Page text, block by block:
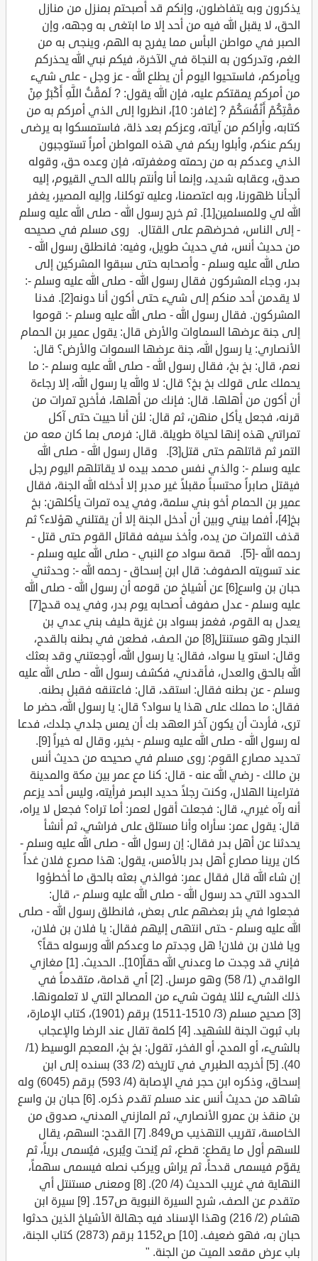
يذكرون وبه يتفاضلون، وإنكم قد أصبحتم بمنزل من منازل
الحق، لا يقبل الله فيه من أحد إلا ما ابتغى به وجهه، وإن
الصبر في مواطن البأس مما يفرج به الهم، وينجى به من
الغم، وتدركون به النجاة في الآخرة، فيكم نبي الله يحذركم
ويأمركم، فاستحيوا اليوم أن يطلع الله - عز وجل - على شيء
من أمركم يمقتكم عليه، فإن الله يقول: ? لَمَقْتُ اللَّهِ أَكْبَرُ مِنْ
مَقْتِكُمْ أَنْفُسَكُمْ ? [غافر: 10]، انظروا إلى الذي أمركم به من
كتابه، وأراكم من آياته، وعزكم بعد ذلة، فاستمسكوا به يرضى
ربكم عنكم، وأبلوا ربكم في هذه المواطن أمراً تستوجبون
الذي وعدكم به من رحمته ومغفرته، فإن وعده حق، وقوله
صدق، وعقابه شديد، وإنما أنا وأنتم بالله الحي القيوم، إليه
ألجأنا ظهورنا، وبه اعتصمنا، وعليه توكلنا، وإليه المصير، يغفر
الله لي وللمسلمين[1]. ثم خرج رسول الله - صلى الله عليه وسلم
- إلى الناس، فحرضهم على القتال. روى مسلم في صحيحه
من حديث أنس، في حديث طويل، وفيه: فانطلق رسول الله -
صلى الله عليه وسلم - وأصحابه حتى سبقوا المشركين إلى
بدر، وجاء المشركون فقال رسول الله - صلى الله عليه وسلم -:
لا يقدمن أحد منكم إلى شيء حتى أكون أنا دونه[2]. فدنا
المشركون. فقال رسول الله - صلى الله عليه وسلم -: قوموا
إلى جنة عرضها السماوات والأرض قال: يقول عمير بن الحمام
الأنصاري: يا رسول الله، جنة عرضها السموات والأرض؟ قال:
نعم، قال: بخ بخ، فقال رسول الله - صلى الله عليه وسلم -: ما
يحملك على قولك بخ بخ؟ قال: لا والله يا رسول الله، إلا رجاءة
أن أكون من أهلها. قال: فإنك من أهلها، فأخرج تمرات من
قرنه، فجعل يأكل منهن، ثم قال: لئن أنا حييت حتى آكل
تمراتي هذه إنها لحياة طويلة. قال: فرمى بما كان معه من
التمر ثم قاتلهم حتى قتل[3]. وقال رسول الله - صلى الله
عليه وسلم -: والذي نفس محمد بيده لا يقاتلهم اليوم رجل
فيقتل صابراً محتسباً مقبلاً غير مدبر إلا أدخله الله الجنة، فقال
عمير بن الحمام أخو بني سلمة، وفي يده تمرات يأكلهن: بخ
بخ[4]، أفما بيني وبين أن أدخل الجنة إلا أن يقتلني هؤلاء؟ ثم
قذف التمرات من يده، وأخذ سيفه فقاتل القوم حتى قتل -
رحمه الله -[5]. قصة سواد مع النبي - صلى الله عليه وسلم -
عند تسويته الصفوف: قال ابن إسحاق - رحمه الله -: وحدثني
حبان بن واسع[6] عن أشياخ من قومه أن رسول الله - صلى الله
عليه وسلم - عدل صفوف أصحابه يوم بدر، وفي يده قدح[7]
يعدل به القوم، فغمز بسواد بن غزية حليف بني عدي بن
النجار وهو مستنتل[8] من الصف، فطعن في بطنه بالقدح،
وقال: استو يا سواد، فقال: يا رسول الله، أوجعتني وقد بعثك
الله بالحق والعدل، فأقدني، فكشف رسول الله - صلى الله عليه
وسلم - عن بطنه فقال: استقد، قال: فاعتنقه فقبل بطنه.
فقال: ما حملك على هذا يا سواد؟ قال: يا رسول الله، حضر ما
ترى، فأردت أن يكون آخر العهد بك أن يمس جلدي جلدك، فدعا
له رسول الله - صلى الله عليه وسلم - بخير، وقال له خيراً [9].
تحديد مصارع القوم: روى مسلم في صحيحه من حديث أنس
بن مالك - رضي الله عنه - قال: كنا مع عمر بين مكة والمدينة
فتراءينا الهلال، وكنت رجلاً حديد البصر فرأيته، وليس أحد يزعم
أنه رآه غيري، قال: فجعلت أقول لعمر: أما تراه؟ فجعل لا يراه،
قال: يقول عمر: سأراه وأنا مستلق على فراشي، ثم أنشأ
يحدثنا عن أهل بدر فقال: إن رسول الله - صلى الله عليه وسلم -
كان يرينا مصارع أهل بدر بالأمس، يقول: هذا مصرع فلان غداً
إن شاء الله قال فقال عمر: فوالذي بعثه بالحق ما أخطؤوا
الحدود التي حد رسول الله - صلى الله عليه وسلم -، قال:
فجعلوا في بئر بعضهم على بعض، فانطلق رسول الله - صلى
الله عليه وسلم - حتى انتهى إليهم فقال: يا فلان بن فلان،
ويا فلان بن فلان! هل وجدتم ما وعدكم الله ورسوله حقاً؟
فإني قد وجدت ما وعدني الله حقاً[10].. الحديث. [1] مغازي
الواقدي (1/ 58) وهو مرسل. [2] أي قدامة، متقدماً في
ذلك الشيء لئلا يفوت شيء من المصالح التي لا تعلمونها.
[3] صحيح مسلم (3/ 1510-1511) برقم (1901)، كتاب الإمارة،
باب ثبوت الجنة للشهيد. [4] كلمة تقال عند الرضا والإعجاب
بالشيء، أو المدح، أو الفخر، تقول: بخ بخ، المعجم الوسيط (1/
40). [5] أخرجه الطبري في تاريخه (2/ 33) بسنده إلى ابن
إسحاق، وذكره ابن حجر في الإصابة (4/ 593) برقم (6045) وله
شاهد من حديث أنس عند مسلم تقدم ذكره. [6] حبان بن واسع
بن منقذ بن عمرو الأنصاري، ثم المازني المدني، صدوق من
الخامسة، تقريب التهذيب ص849. [7] القدح: السهم، يقال
للسهم أول ما يقطع: قطع، ثم يُنحت ويُبرى، فيُسمى برياً، ثم
يقوّم فيسمى قدحاً، ثم يراش ويركب نصله فيسمى سهماً،
النهاية في غريب الحديث (4/ 20). [8] ومعنى مستنتل أي
متقدم عن الصف، شرح السيرة النبوية ص157. [9] سيرة ابن
هشام (2/ 216) وهذا الإسناد فيه جهالة الأشياخ الذين حدثوا
حبان به، فهو ضعيف. [10] ص1152 برقم (2873) كتاب الجنة،
باب عرض مقعد الميت من الجنة. "